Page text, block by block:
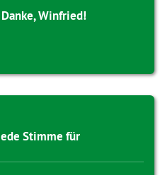
Winfried!
Stimme für